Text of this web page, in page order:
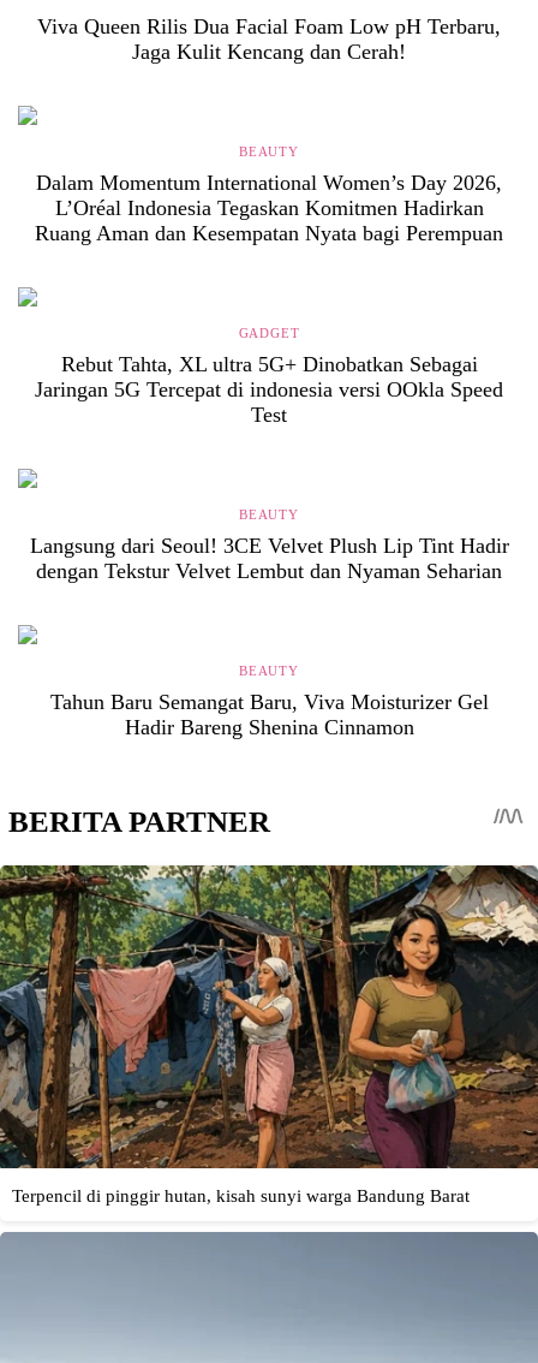
Viva Queen Rilis Dua Facial Foam Low pH Terbaru,
Jaga Kulit Kencang dan Cerah!
BEAUTY
Dalam Momentum International Women’s Day 2026,
L’Oréal Indonesia Tegaskan Komitmen Hadirkan
Ruang Aman dan Kesempatan Nyata bagi Perempuan
GADGET
Rebut Tahta, XL ultra 5G+ Dinobatkan Sebagai
Jaringan 5G Tercepat di indonesia versi OOkla Speed
Test
BEAUTY
Langsung dari Seoul! 3CE Velvet Plush Lip Tint Hadir
dengan Tekstur Velvet Lembut dan Nyaman Seharian
BEAUTY
Tahun Baru Semangat Baru, Viva Moisturizer Gel
Hadir Bareng Shenina Cinnamon